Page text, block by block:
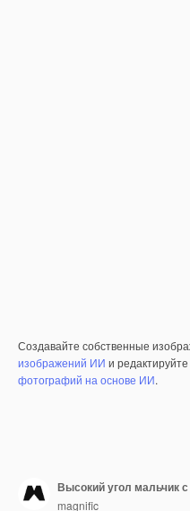
Создавайте собственные
изображений ИИ и
фотографий на основе ИИ.
Высокий угол мальчик
magnific